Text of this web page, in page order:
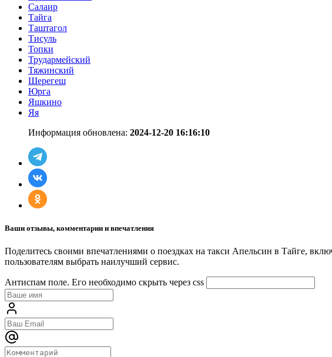
Салаир
Тайга
Таштагол
Тисуль
Топки
Трудармейский
Тяжинский
Шерегеш
Юрга
Яшкино
Яя
Информация обновлена: 2024-12-20 16:16:10
Ваши отзывы, комментарии и впечатления
Поделитесь своими впечатлениями о поездках на такси Апельсин в Тайге,
пользователям выбрать наилучший сервис.
Антиспам поле. Его необходимо скрыть через css